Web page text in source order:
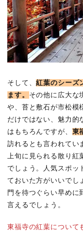
そして、紅葉のシーズ
ます。 その他に広大な
や、苔と敷石が市松模
だけではない、魅力的
はもちろんですが、 東
訪れるとも言われてい
上旬に見られる散り
でしょう。人気スポッ
ておいた方がいいでし
門を待つぐらい早めに
言えるでしょう。
東福寺の紅葉について